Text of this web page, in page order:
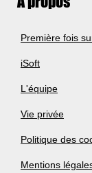
Première fois
iSoft
L'équipe
Vie privée
Politique des
Mentions